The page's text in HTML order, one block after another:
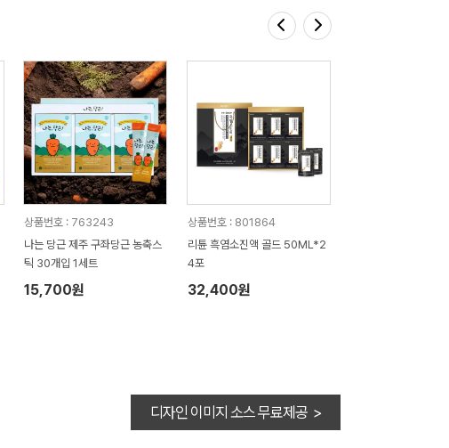
상품번호 : 763243
나는 당근 제주 구좌당근 농축스
틱 30개입 1세트
15,700원
상품번호 : 801864
리튠 흑염소진액 골드 50ML*2
4포
32,400원
디자인 이미지 소스 무료제공 >